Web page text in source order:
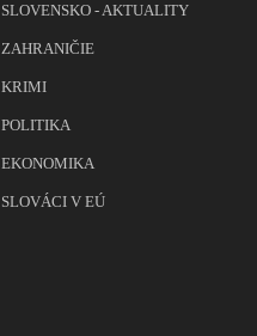
SLOVENSKO - AKTUALITY
ZAHRANIČIE
KRIMI
POLITIKA
EKONOMIKA
SLOVÁCI V EÚ